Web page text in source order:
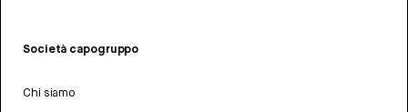
Società capogruppo
Chi siamo